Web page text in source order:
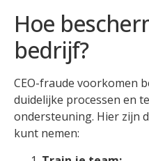
Hoe
bedrijf?
CEO-fraude voorkomen
duidelijke processen en
ondersteuning. Hier zijn
kunt nemen: